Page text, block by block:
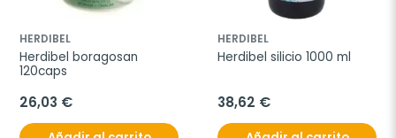
HERDIBEL
Herdibel boragosan
120caps
26,03 €
HERDIBEL
Herdibel silicio 1000 ml
38,62 €